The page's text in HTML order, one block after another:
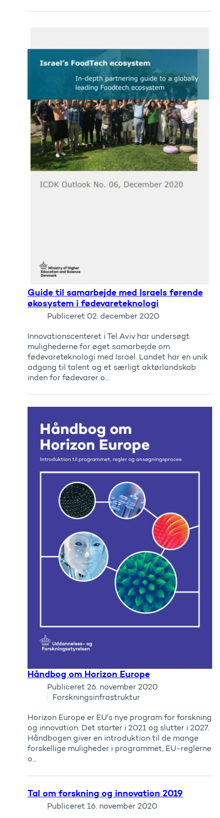
Guide til samarbejde med Israels førende
økosystem i fødevareteknologi
Publiceret 02. december 2020
Innovationscenteret i Tel Aviv har undersøgt
mulighederne for øget samarbejde om
fødevareteknologi med Israel. Landet har en unik
adgang til talent og et særligt aktørlandskab
inden for fødevarer o...
Håndbog om Horizon Europe
Publiceret 26. november 2020
Forskningsinfrastruktur
Horizon Europe er EU's nye program for forskning
og innovation. Det starter i 2021 og slutter i 2027.
Håndbogen giver en introduktion til de mange
forskellige muligheder i programmet, EU-reglerne
o...
Tal om forskning og innovation 2019
Publiceret 16. november 2020